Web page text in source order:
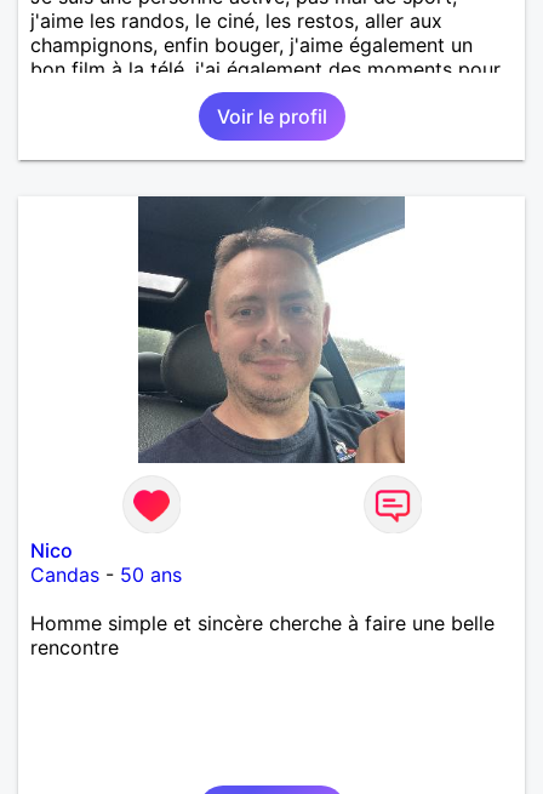
j'aime les randos, le ciné, les restos, aller aux
champignons, enfin bouger, j'aime également un
bon film à la télé, j'ai également des moments pour
moi, savoir me reposer, m'occuper de ma maison,
de ma propriété. Il me manque une compagne pour
partager,mes passions et vivre de beaux moments
d'échanges.
Voir le profil
Nico
Candas - 50 ans
Homme simple et sincère cherche à faire une belle
rencontre